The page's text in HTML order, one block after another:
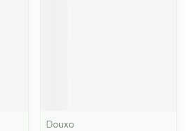
Douxo